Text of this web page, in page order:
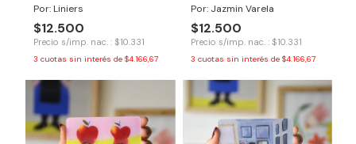
Por: Liniers
$12.500
Precio s/imp. nac. : $10.331
3 cuotas sin interés de $4.166,67
Por: Jazmin Varela
$12.500
Precio s/imp. nac. : $10.331
3 cuotas sin interés de $4.166,67